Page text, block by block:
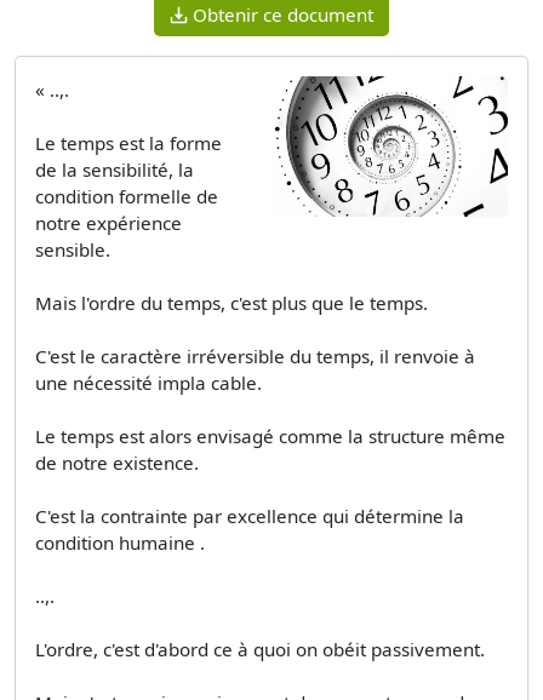
Obtenir ce document
« ..,.
Le temps est la forme
de la sensibilité, la
condition formelle de
notre expérience
sensible.
Mais l'ordre du temps, c'est plus que le temps.
C'est le caractère irréversible du temps, il renvoie à
une nécessité impla­ cable.
Le temps est alors envisagé comme la structure même
de notre existence.
C'est la contrainte par excellence qui détermine la
condition humaine .
..,.
L'ordre, c'est d'abord ce à quoi on obéit passivement.